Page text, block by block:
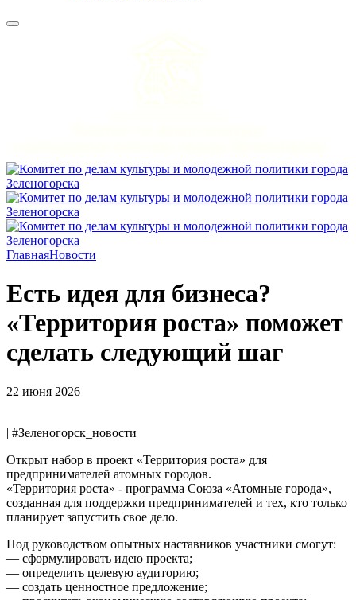
ГлавнаяНовости
Есть идея для бизнеса?
«Территория роста» поможет
сделать следующий шаг
22 июня 2026
| #Зеленогорск_новости
Открыт набор в проект «Территория роста» для
предпринимателей атомных городов.
«Территория роста» - программа Союза «Атомные города»,
созданная для поддержки предпринимателей и тех, кто только
планирует запустить свое дело.
Под руководством опытных наставников участники смогут:
— сформулировать идею проекта;
— определить целевую аудиторию;
— создать ценностное предложение;